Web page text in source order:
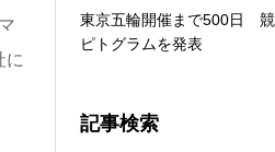
に
東京五輪開催まで500日
ピトグラムを発表
記事検索